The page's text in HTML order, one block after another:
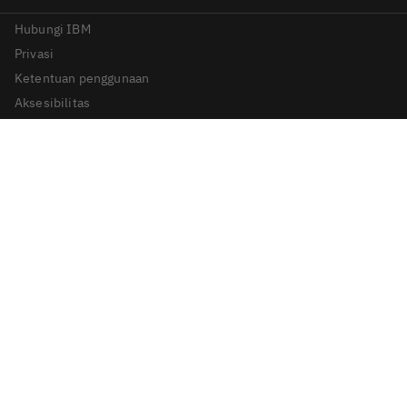
Hubungi IBM
Privasi
Ketentuan penggunaan
Aksesibilitas